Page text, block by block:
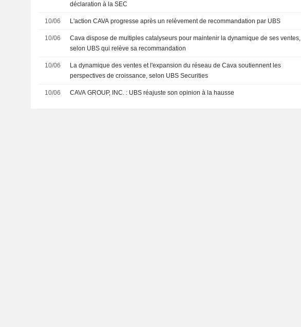
déclaration à la SEC
10/06 L'action CAVA progresse après un relèvement de recommandation par UBS
10/06
Cava dispose de multiples catalyseurs pour maintenir la dynamique de ses ventes,
selon UBS qui relève sa recommandation
10/06
La dynamique des ventes et l'expansion du réseau de Cava soutiennent les
perspectives de croissance, selon UBS Securities
10/06 CAVA GROUP, INC. : UBS réajuste son opinion à la hausse